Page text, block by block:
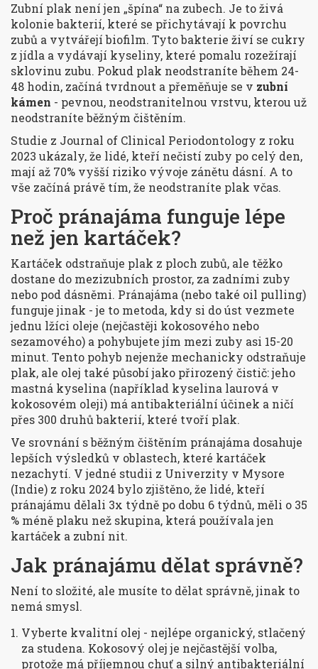
Zubní plak není jen „špína“ na zubech. Je to živá
kolonie bakterií, které se přichytávají k povrchu
zubů a vytvářejí biofilm. Tyto bakterie živí se cukry
z jídla a vydávají kyseliny, které pomalu rozežírají
sklovinu zubu. Pokud plak neodstraníte během 24-
48 hodin, začíná tvrdnout a přeměňuje se v zubní
kámen - pevnou, neodstranitelnou vrstvu, kterou už
neodstraníte běžným čištěním.
Studie z Journal of Clinical Periodontology z roku
2023 ukázaly, že lidé, kteří nečistí zuby po celý den,
mají až 70% vyšší riziko vývoje zánětu dásní. A to
vše začíná právě tím, že neodstraníte plak včas.
Proč pránajáma funguje lépe
než jen kartáček?
Kartáček odstraňuje plak z ploch zubů, ale těžko
dostane do mezizubních prostor, za zadními zuby
nebo pod dásněmi. Pránajáma (nebo také oil pulling)
funguje jinak - je to metoda, kdy si do úst vezmete
jednu lžíci oleje (nejčastěji kokosového nebo
sezamového) a pohybujete jím mezi zuby asi 15-20
minut. Tento pohyb nejenže mechanicky odstraňuje
plak, ale olej také působí jako přirozený čistič: jeho
mastná kyselina (například kyselina laurová v
kokosovém oleji) má antibakteriální účinek a ničí
přes 300 druhů bakterií, které tvoří plak.
Ve srovnání s běžným čištěním pránajáma dosahuje
lepších výsledků v oblastech, které kartáček
nezachytí. V jedné studii z Univerzity v Mysore
(Indie) z roku 2024 bylo zjištěno, že lidé, kteří
pránajámu dělali 3x týdně po dobu 6 týdnů, měli o 35
% méně plaku než skupina, která používala jen
kartáček a zubní nit.
Jak pránajámu dělat správně?
Není to složité, ale musíte to dělat správně, jinak to
nemá smysl.
Vyberte kvalitní olej - nejlépe organický, stlačený
za studena. Kokosový olej je nejčastější volba,
protože má příjemnou chuť a silný antibakteriální